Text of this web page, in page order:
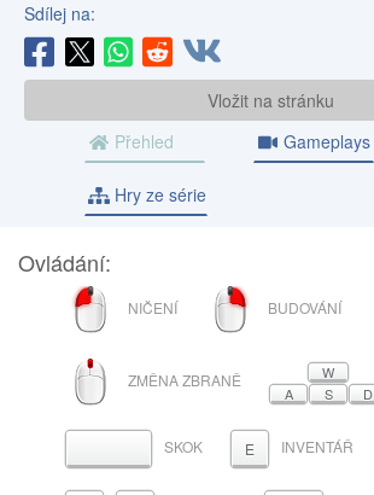
Sdílej na:
Vložit na stránku
Přehled
Gameplays
Hry ze série
Ovládání:
LEVÉ
TLAČÍTKO
MYŠI
NIČENÍ
PRAVÉ
TLAČÍTKO
MYŠI
BUDOVÁNÍ
ROLOVACÍ
KOLEČKOZMĚNA ZBRANĚ
W
A
S D
MEZERNÍKSKOK E INVENTÁŘ